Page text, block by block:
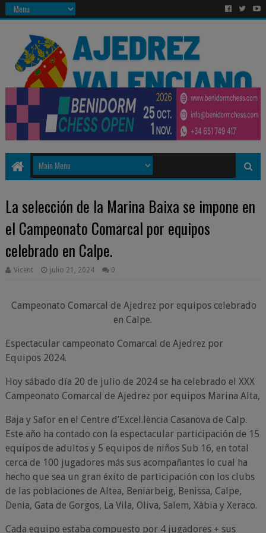
La selección de la Marina Baixa se impone en
el Campeonato Comarcal por equipos
celebrado en Calpe.
Vicent julio 21, 2024 0
Campeonato Comarcal de Ajedrez por equipos celebrado
en Calpe.
Espectacular campeonato Comarcal de Ajedrez por
Equipos 2024.
Hoy sábado día 20 de julio de 2024 se ha celebrado el XXX
Campeonato Comarcal de Ajedrez por equipos Marina Alta,
Baja y Safor en el Centre d’Excel.lència Casanova de Calp.
Este año ha contado con la espectacular participación de 15
equipos de adultos y 5 equipos de niños Sub 16, en total
cerca de 100 jugadores más sus acompañantes lo cual ha
hecho que sea un gran éxito de participación con los clubs
de las poblaciones de Altea, Beniarbeig, Benissa, Calpe,
Denia, Gata de Gorgos, La Vila, Oliva, Salem, Xàbia y Xeraco.
Cada equipo estaba compuesto por 4 jugadores + sus